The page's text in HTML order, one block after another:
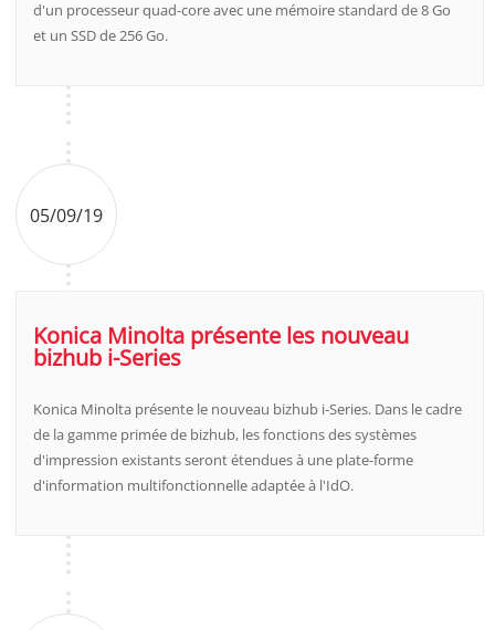
d'un processeur quad-core avec une mémoire standard de 8 Go
et un SSD de 256 Go.
05/09/19
Konica Minolta présente les nouveau
bizhub i-Series
Konica Minolta présente le nouveau bizhub i-Series. Dans le cadre
de la gamme primée de bizhub, les fonctions des systèmes
d'impression existants seront étendues à une plate-forme
d'information multifonctionnelle adaptée à l'IdO.